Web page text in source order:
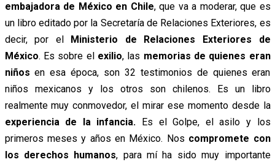
embajadora de México en Chile, que va a moderar, que es
un libro editado por la Secretaría de Relaciones Exteriores, es
decir, por el
Ministerio de Relaciones Exteriores de
México. Es sobre el exilio, las memorias de quienes eran
niños en esa época, son 32 testimonios de quienes eran
niños mexicanos y los otros son chilenos. Es un libro
realmente muy conmovedor, el mirar ese momento desde la
experiencia de la infancia. Es el Golpe, el asilo y los
primeros meses y años en México. Nos compromete con
los derechos humanos, para mí ha sido muy importante